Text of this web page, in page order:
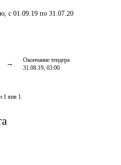
, с 01.09.19 по 31.07.20
Окончание тендера
31.08.19, 03:00
1 янв 1